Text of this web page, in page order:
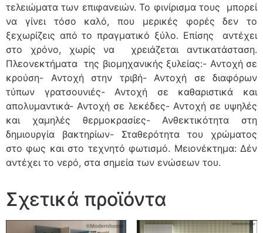
τελειώματα των επιφανειών. Το φινίρισμα τους μπορεί
να γίνει τόσο καλό, που μερικές φορές δεν το
ξεχωρίζεις από το πραγματικό ξύλο. Επίσης αντέχει
στο χρόνο, χωρίς να χρειάζεται αντικατάσταση.
Πλεονεκτήματα της βιομηχανικής ξυλείας:- Αντοχή σε
κρούση- Αντοχή στην τριβή- Αντοχή σε διαφόρων
τύπων γρατσουνιές- Αντοχή σε καθαριστικά και
απολυμαντικά- Αντοχή σε λεκέδες- Αντοχή σε υψηλές
και χαμηλές θερμοκρασίες- Ανθεκτικότητα στη
δημιουργία βακτηρίων- Σταθερότητα του χρώματος
στο φως και στο τεχνητό φωτισμό. Μειονέκτημα: Δέν
αντέχει το νερό, στα σημεία των ενώσεων του.
Σχετικά προϊόντα